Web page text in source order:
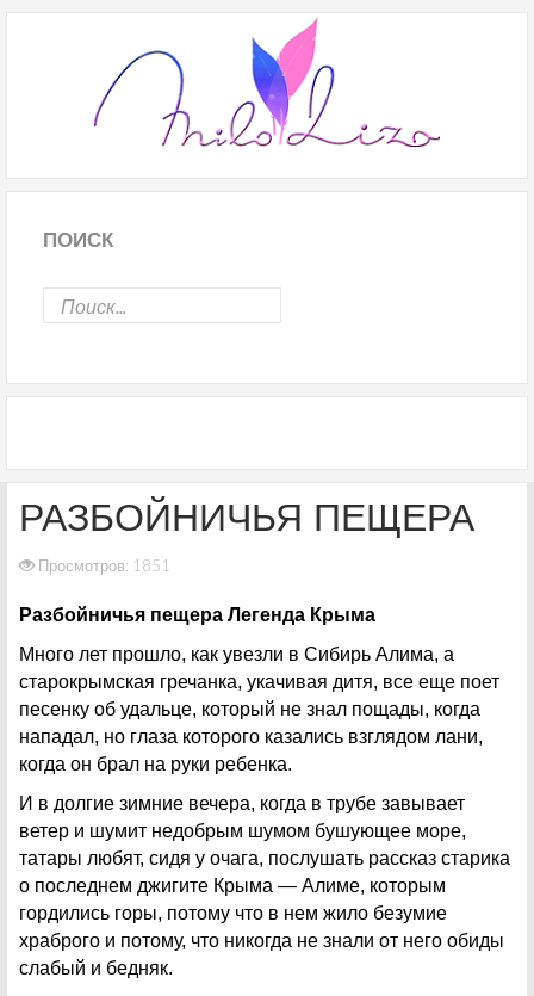
ПОИСК
РАЗБОЙНИЧЬЯ ПЕЩЕРА
Просмотров: 1851
Разбойничья пещера Легенда Крыма
Много лет прошло, как увезли в Сибирь Алима, а
старокрымская гречанка, укачивая дитя, все еще поет
песенку об удальце, который не знал пощады, когда
нападал, но глаза которого казались взглядом лани,
когда он брал на руки ребенка.
И в долгие зимние вечера, когда в трубе завывает
ветер и шумит недобрым шумом бушующее море,
татары любят, сидя у очага, послушать рассказ старика
о последнем джигите Крыма — Алиме, которым
гордились горы, потому что в нем жило безумие
храброго и потому, что никогда не знали от него обиды
слабый и бедняк.